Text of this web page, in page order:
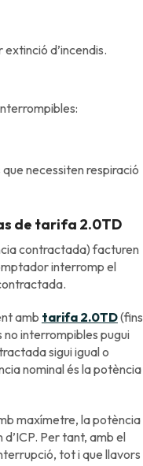
d’incendis.
que necessiten respiració
de tarifa 2.0TD
contractada) facturen
interromp el
amb tarifa 2.0TD(fins
no interrompibles pugui
sigui igual o
nominal és la potència
maxímetre, la potència
Per tant, amb el
tot i que llavors